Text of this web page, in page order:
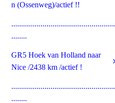
n (Ossenweg)/actief !!
.....................................................
........
GR5 Hoek van Holland naar
Nice /2438 km /actief !
.....................................................
........